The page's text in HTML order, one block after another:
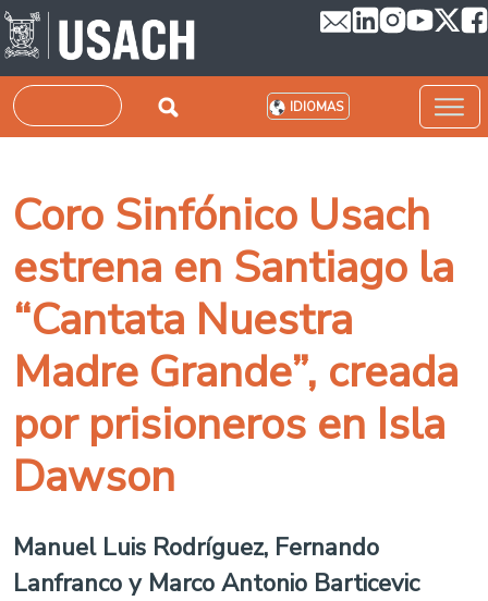
Pasar al contenido principal
Buscar IDIOMAS
Coro Sinfónico Usach
estrena en Santiago la
“Cantata Nuestra
Madre Grande”, creada
por prisioneros en Isla
Dawson
Manuel Luis Rodríguez, Fernando
Lanfranco y Marco Antonio Barticevic